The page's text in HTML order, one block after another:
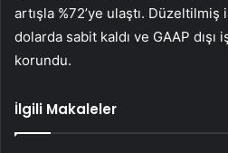
artışla %72’ye ulaştı.
dolarda sabit kaldı ve GAAP dışı
korundu.
İlgili Makaleler